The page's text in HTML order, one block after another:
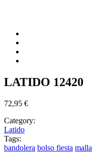
LATIDO 12420
72,95 €
Category:
Latido
Tags:
bandolera bolso fiesta malla